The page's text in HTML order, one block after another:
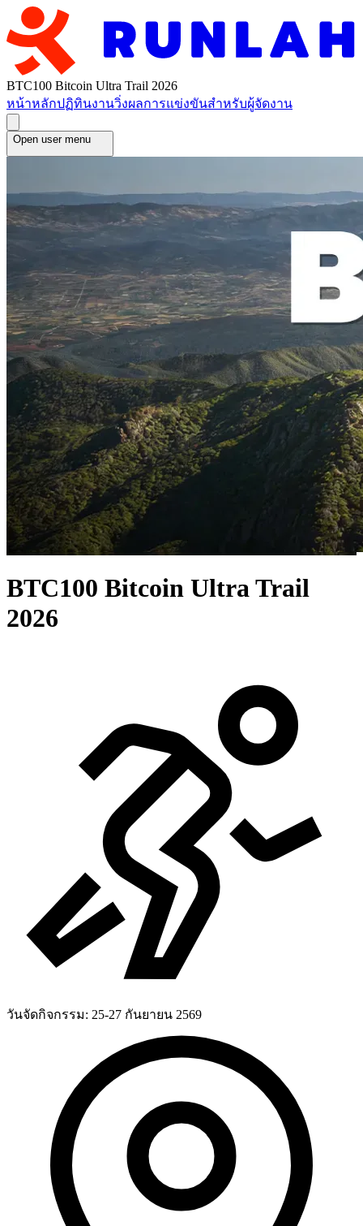
BTC100 Bitcoin Ultra Trail 2026
หน้าหลักปฏิทินงานวิ่งผลการแข่งขันสำหรับผู้จัดงาน
Open user menu
BTC100 Bitcoin Ultra Trail
2026
วันจัดกิจกรรม: 25-27 กันยายน 2569